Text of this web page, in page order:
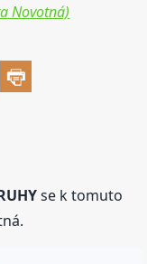
Novotná)
se k tomuto